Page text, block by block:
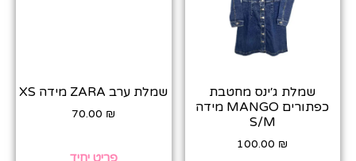
שמלת ג׳ינס מחטבת
כפתורים MANGO מידה
S/M
100.00 ₪
שמלת ערב ZARA מידה XS
70.00 ₪
פריט יחיד